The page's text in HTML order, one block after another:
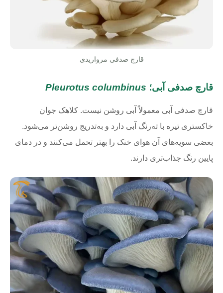
قارچ صدفی مرواریدی
قارچ صدفی آبی؛ Pleurotus columbinus
قارچ صدفی آبی معمولاً آبی روشن نیست. کلاهک جوان
خاکستری تیره با ته‌رنگ آبی دارد و به‌تدریج روشن‌تر می‌شود.
بعضی سویه‌های آن هوای خنک را بهتر تحمل می‌کنند و در دمای
پایین رنگ جذاب‌تری دارند.